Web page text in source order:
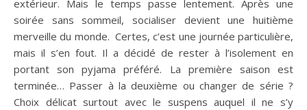
extérieur. Mais le temps passe lentement. Après une
soirée sans sommeil, socialiser devient une huitième
merveille du monde. Certes, c’est une journée particulière,
mais il s’en fout. Il a décidé de rester à l’isolement en
portant son pyjama préféré. La première saison est
terminée… Passer à la deuxième ou changer de série ?
Choix délicat surtout avec le suspens auquel il ne s’y